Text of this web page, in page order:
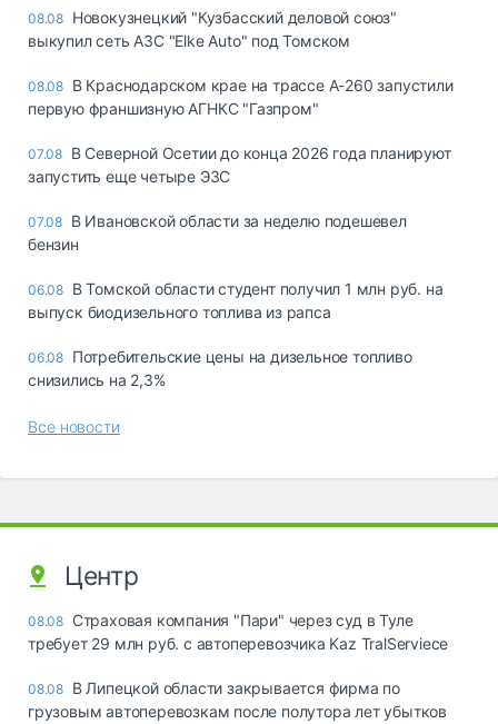
08.08 Новокузнецкий "Кузбасский деловой союз"
выкупил сеть АЗС "Elke Auto" под Томском
08.08 В Краснодарском крае на трассе А-260 запустили
первую франшизную АГНКС "Газпром"
07.08 В Северной Осетии до конца 2026 года планируют
запустить еще четыре ЭЗС
07.08 В Ивановской области за неделю подешевел
бензин
06.08 В Томской области студент получил 1 млн руб. на
выпуск биодизельного топлива из рапса
06.08 Потребительские цены на дизельное топливо
снизились на 2,3%
Все новости
Центр
08.08 Страховая компания "Пари" через суд в Туле
требует 29 млн руб. с автоперевозчика Kaz TralServiece
08.08 В Липецкой области закрывается фирма по
грузовым автоперевозкам после полутора лет убытков